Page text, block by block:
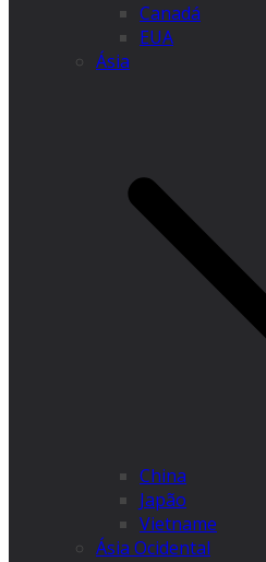
Canadá
EUA
Ásia
China
Japão
Vietname
Ásia Ocidental